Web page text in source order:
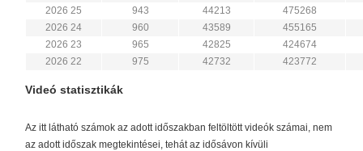
2026 25
943 44213
475268
2026 24
960 43589
455165
2026 23
965 42825
424674
2026 22
975 42732 423772
Videó statisztikák
Az itt látható számok az adott időszakban feltöltött videók számai, nem
az adott időszak megtekintései, tehát az idősávon kívüli